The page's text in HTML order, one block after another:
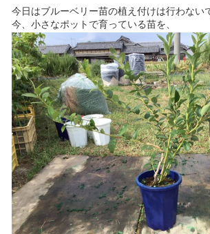
今日はブルーベリー苗の植え付けは行わない
今、小さなポットで育っている苗を、